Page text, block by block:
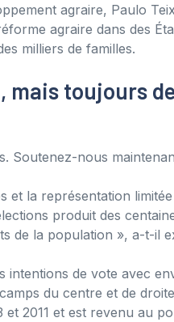
agraire, Paulo
agraire dans des
milliers de familles.
mais toujours
Soutenez-nous
la représentation
produit des
de la population », a-t-il
intentions de vote avec
du centre et de
2011 et est revenu au